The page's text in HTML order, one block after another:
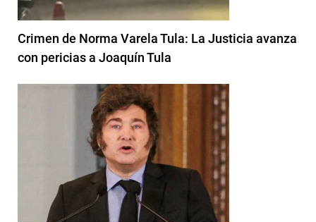
Crimen de Norma Varela Tula: La Justicia avanza
con pericias a Joaquín Tula